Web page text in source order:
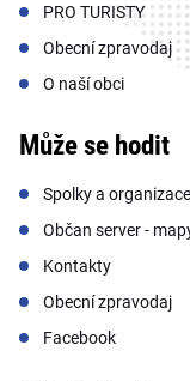
PRO TURISTY
Obecní zpravodaj
O naší obci
Může se hodit
Spolky a organizace
Občan server -
Kontakty
Obecní zpravodaj
Facebook